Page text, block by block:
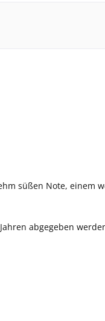
süßen Note, einem
abgegeben